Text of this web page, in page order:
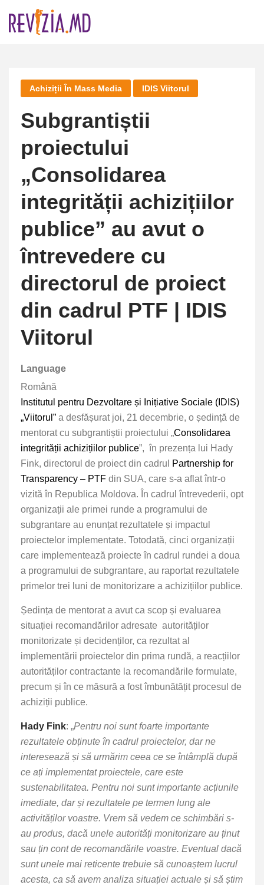
Achiziții În Mass Media IDIS Viitorul
Subgrantiștii
proiectului
„Consolidarea
integrității achizițiilor
publice” au avut o
întrevedere cu
directorul de proiect
din cadrul PTF | IDIS
Viitorul
Language
Română
Institutul pentru Dezvoltare și Inițiative Sociale (IDIS)
„Viitorul” a desfășurat joi, 21 decembrie, o ședință de
mentorat cu subgrantiștii proiectului „Consolidarea
integrității achizițiilor publice”, în prezența lui Hady
Fink, directorul de proiect din cadrul
Partnership for
Transparency – PTF din SUA, care s-a aflat într-o
vizită în Republica Moldova. În cadrul întrevederii, opt
organizații ale primei runde a programului de
subgrantare au enunțat rezultatele și impactul
proiectelor implementate. Totodată, cinci organizații
care implementează proiecte în cadrul rundei a doua
a programului de subgrantare, au raportat rezultatele
primelor trei luni de monitorizare a achizițiilor publice.
Ședința de mentorat a avut ca scop și evaluarea
situației recomandărilor adresate autorităților
monitorizate și decidenților, ca rezultat al
implementării proiectelor din prima rundă, a reacțiilor
autorităților contractante la recomandările formulate,
precum și în ce măsură a fost îmbunătățit procesul de
achiziții publice.
Hady Fink: „Pentru noi sunt foarte importante
rezultatele obținute în cadrul proiectelor, dar ne
interesează și să urmărim ceea ce se întâmplă după
ce ați implementat proiectele, care este
sustenabilitatea. Pentru noi sunt importante acțiunile
imediate, dar și rezultatele pe termen lung ale
activităților voastre. Vrem să vedem ce schimbări s-
au produs, dacă unele autorități monitorizare au ținut
sau țin cont de recomandările voastre. Eventual dacă
sunt unele mai reticente trebuie să cunoaștem lucrul
acesta, ca să avem analiza situației actuale și să știm